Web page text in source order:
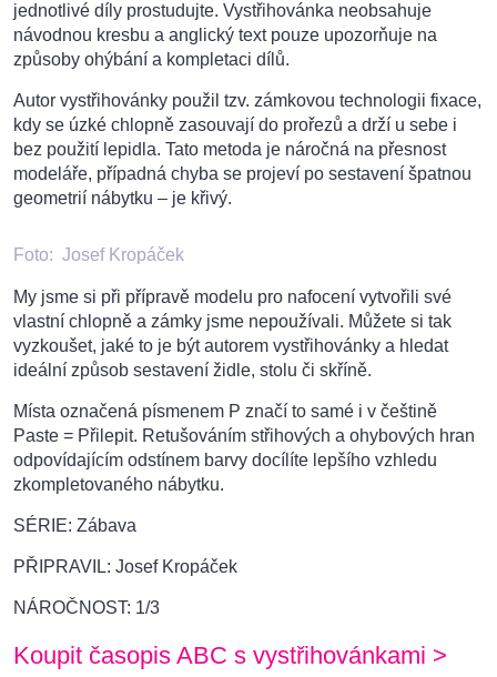
jednotlivé díly prostudujte. Vystřihovánka neobsahuje
návodnou kresbu a anglický text pouze upozorňuje na
způsoby ohýbání a kompletaci dílů.
Autor vystřihovánky použil tzv. zámkovou technologii fixace,
kdy se úzké chlopně zasouvají do prořezů a drží u sebe i
bez použití lepidla. Tato metoda je náročná na přesnost
modeláře, případná chyba se projeví po sestavení špatnou
geometrií nábytku – je křivý.
Foto: Josef Kropáček
My jsme si při přípravě modelu pro nafocení vytvořili své
vlastní chlopně a zámky jsme nepoužívali. Můžete si tak
vyzkoušet, jaké to je být autorem vystřihovánky a hledat
ideální způsob sestavení židle, stolu či skříně.
Místa označená písmenem P značí to samé i v češtině
Paste = Přilepit. Retušováním střihových a ohybových hran
odpovídajícím odstínem barvy docílíte lepšího vzhledu
zkompletovaného nábytku.
SÉRIE: Zábava
PŘIPRAVIL: Josef Kropáček
NÁROČNOST: 1/3
Koupit časopis ABC s vystřihovánkami >